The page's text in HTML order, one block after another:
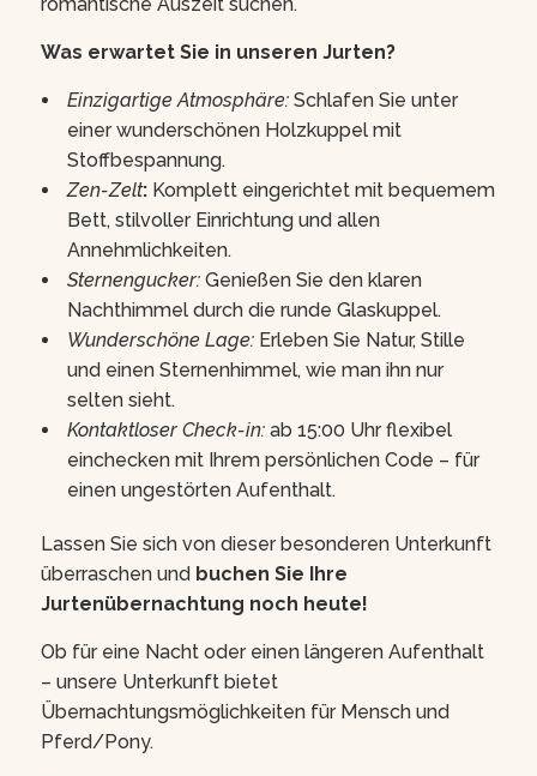
Was erwartet Sie in unseren Jurten?
Einzigartige Atmosphäre:Schlafen Sie unter
einer wunderschönen Holzkuppel mit
Stoffbespannung.
Zen-Zelt:Komplett eingerichtet mit bequemem
Bett, stilvoller Einrichtung und allen
Annehmlichkeiten.
Sternengucker:Genießen Sie den klaren
Nachthimmel durch die runde Glaskuppel.
Wunderschöne Lage:Erleben Sie Natur, Stille
und einen Sternenhimmel, wie man ihn nur
selten sieht.
Kontaktloser Check-in:ab 15:00 Uhr flexibel
einchecken mit Ihrem persönlichen Code – für
einen ungestörten Aufenthalt.
Lassen Sie sich von dieser besonderen Unterkunft
überraschen und buchen Sie Ihre
Jurtenübernachtung noch heute!
Ob für eine Nacht oder einen längeren Aufenthalt
– unsere Unterkunft bietet
Übernachtungsmöglichkeiten für Mensch und
Pferd/Pony.